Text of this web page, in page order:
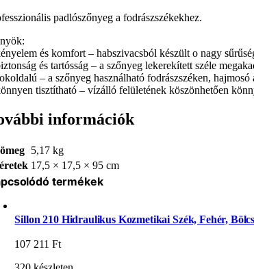
padlószőnyeg a fodrászszékekhez.
és komfort – habszivacsból készült o nagy
és tartósság – a szőnyeg lekerekített széle
– a szőnyeg használható fodrászszéken,
tisztítható – vízálló felületének köszönhetően
információk
5,17 kg
17,5 × 17,5 × 95 cm
termékek
Sillon 210 Hidraulikus Kozmetikai Szék, Fehér,
107 211Ft